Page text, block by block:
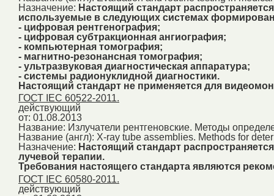
Назначение: Настоящий стандарт
используемые в следующих системах
- цифровая рентгенография;
- цифровая субтракционная ангиография;
- компьютерная томография;
- магнитно-резонансная томография;
- ультразвуковая диагностическая аппаратура;
- системы радионуклидной диагностики.
Настоящий стандарт не применяется для
ГОСТ IEC 60522-2011.
действующий
от: 01.08.2013
Название: Излучатели рентгеновские. Методы
Название (англ): X-ray tube assemblies. Methods for
Назначение: Настоящий стандарт
лучевой терапии.
Требования настоящего стандарта являются
ГОСТ IEC 60580-2011.
действующий